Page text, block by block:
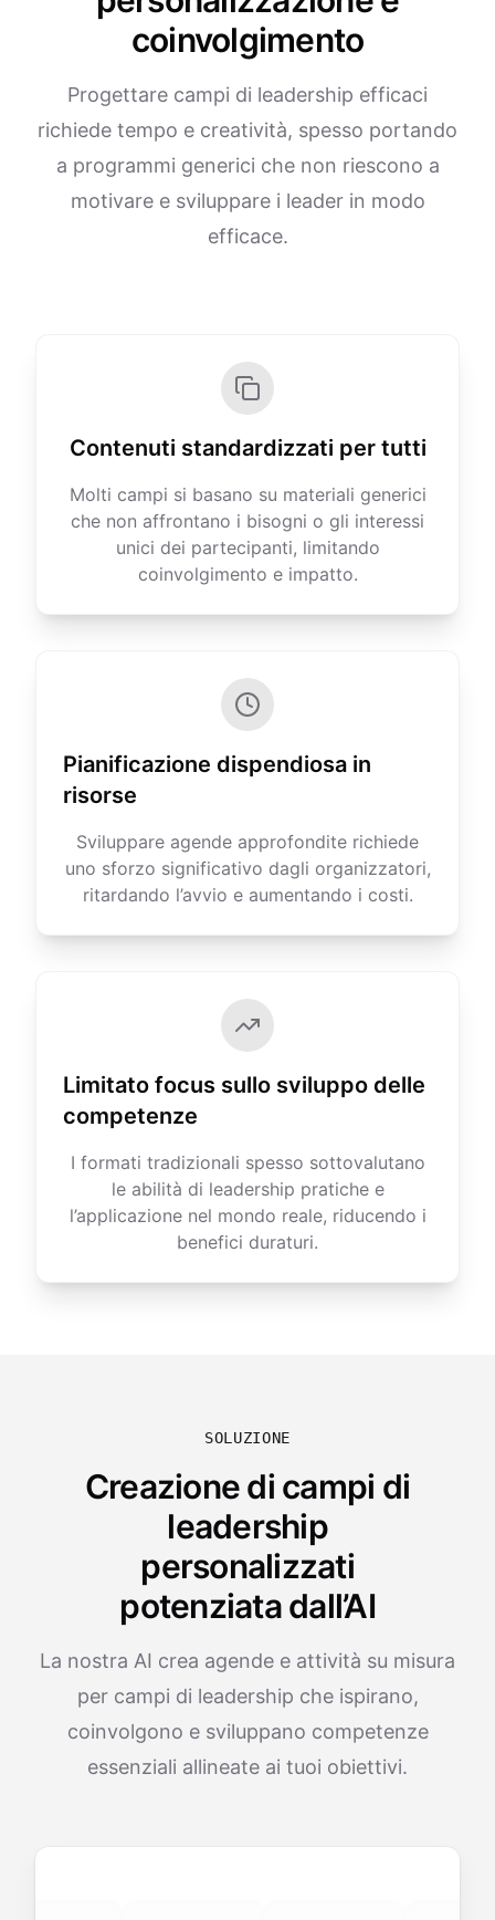
coinvolgimento
Progettare campi di leadership efficaci
richiede tempo e creatività, spesso portando
a programmi generici che non riescono a
motivare e sviluppare i leader in modo
efficace.
Contenuti standardizzati per tutti
Molti campi si basano su materiali generici
che non affrontano i bisogni o gli interessi
unici dei partecipanti, limitando
coinvolgimento e impatto.
Pianificazione dispendiosa in
risorse
Sviluppare agende approfondite richiede
uno sforzo significativo dagli organizzatori,
ritardando l’avvio e aumentando i costi.
Limitato focus sullo sviluppo delle
competenze
I formati tradizionali spesso sottovalutano
le abilità di leadership pratiche e
l’applicazione nel mondo reale, riducendo i
benefici duraturi.
SOLUZIONE
Creazione di campi di
leadership
personalizzati
potenziata dall’AI
La nostra AI crea agende e attività su misura
per campi di leadership che ispirano,
coinvolgono e sviluppano competenze
essenziali allineate ai tuoi obiettivi.